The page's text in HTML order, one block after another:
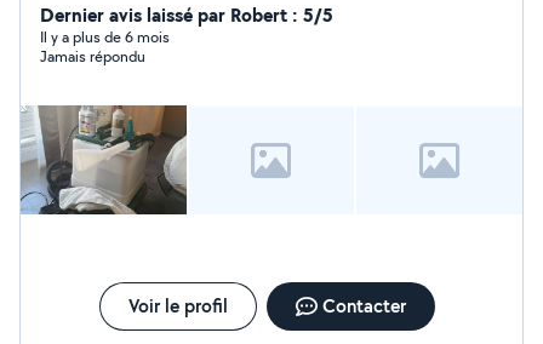
intérieur des voitures.
Dernier avis laissé par Robert : 5/5
Il y a plus de 6 mois
Jamais répondu
Voir le profil Contacter